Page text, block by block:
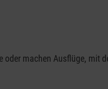
machen Ausflüge, mit